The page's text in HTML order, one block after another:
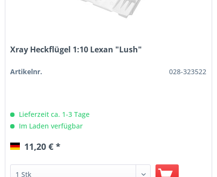
Xray Heckflügel 1:10 Lexan "Lush"
Artikelnr. 028-323522
Lieferzeit ca. 1-3 Tage
Im Laden verfügbar
11,20 € *